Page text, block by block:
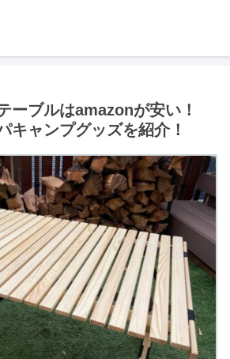
ーブルはamazonが安い！
キャンプグッズを紹介！